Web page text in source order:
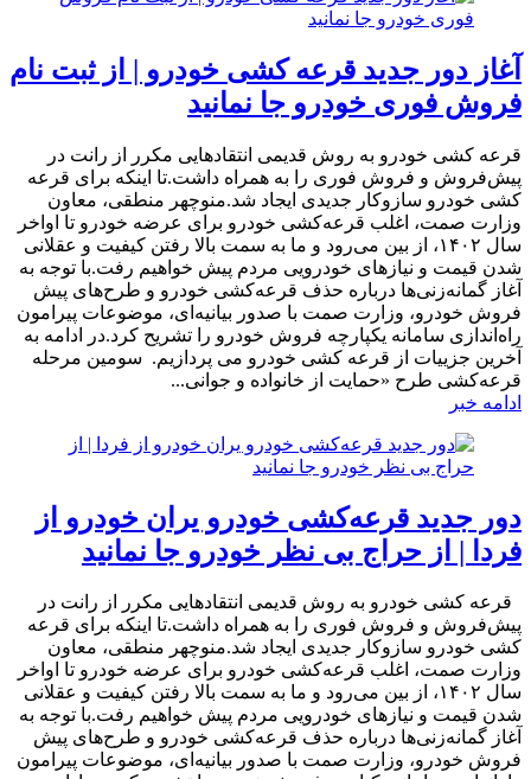
آغاز دور جدید قرعه کشی خودرو | از ثبت نام
فروش فوری خودرو جا نمانید
​قرعه کشی خودرو به روش قدیمی انتقادهایی مکرر از رانت در
پیش‌فروش و فروش فوری را به همراه داشت.تا اینکه برای قرعه
کشی خودرو سازوکار جدیدی ایجاد شد.منوچهر منطقی، معاون
وزارت صمت، اغلب قرعه‌کشی‌ خودرو برای عرضه خودرو تا اواخر
سال ۱۴۰۲، از بین می‌رود و ما به سمت بالا رفتن کیفیت و عقلانی
شدن قیمت و نیازهای خودرویی مردم پیش خواهیم رفت.با توجه به
آغاز گمانه‌زنی‌ها درباره حذف قرعه‌کشی‌ خودرو و طرح‌های پیش
فروش خودرو، وزارت صمت با صدور بیانیه‌ای، موضوعات پیرامون
راه‌اندازی سامانه یکپارچه فروش خودرو را تشریح کرد.در ادامه به
آخرین جزییات از قرعه کشی خودرو می پردازیم. سومین مرحله
قرعه‌کشی طرح «حمایت از خانواده و جوانی...
ادامه خبر
دور جدید قرعه‌کشی خودرو یران خودرو از
فردا | از حراج بی نظر خودرو جا نمانید
​قرعه کشی خودرو به روش قدیمی انتقادهایی مکرر از رانت در
پیش‌فروش و فروش فوری را به همراه داشت.تا اینکه برای قرعه
کشی خودرو سازوکار جدیدی ایجاد شد.منوچهر منطقی، معاون
وزارت صمت، اغلب قرعه‌کشی‌ خودرو برای عرضه خودرو تا اواخر
سال ۱۴۰۲، از بین می‌رود و ما به سمت بالا رفتن کیفیت و عقلانی
شدن قیمت و نیازهای خودرویی مردم پیش خواهیم رفت.با توجه به
آغاز گمانه‌زنی‌ها درباره حذف قرعه‌کشی‌ خودرو و طرح‌های پیش
فروش خودرو، وزارت صمت با صدور بیانیه‌ای، موضوعات پیرامون